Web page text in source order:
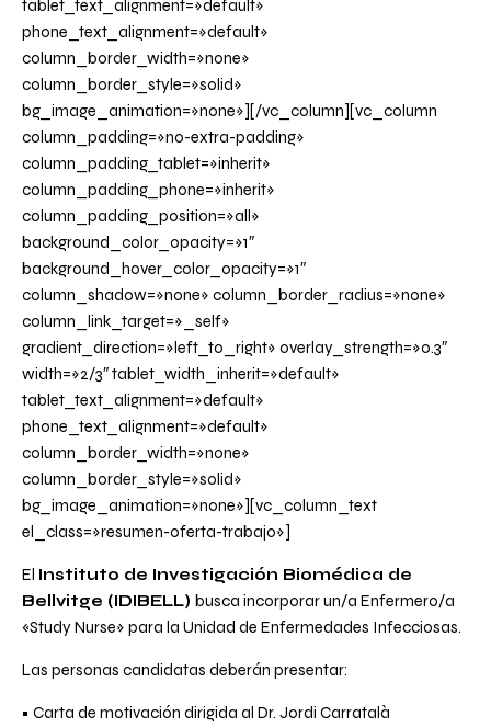
tablet_text_alignment=»default»
phone_text_alignment=»default»
column_border_width=»none»
column_border_style=»solid»
bg_image_animation=»none»][/vc_column][vc_column
column_padding=»no-extra-padding»
column_padding_tablet=»inherit»
column_padding_phone=»inherit»
column_padding_position=»all»
background_color_opacity=»1″
background_hover_color_opacity=»1″
column_shadow=»none» column_border_radius=»none»
column_link_target=»_self»
gradient_direction=»left_to_right» overlay_strength=»0.3″
width=»2/3″ tablet_width_inherit=»default»
tablet_text_alignment=»default»
phone_text_alignment=»default»
column_border_width=»none»
column_border_style=»solid»
bg_image_animation=»none»][vc_column_text
el_class=»resumen-oferta-trabajo»]
El Instituto de Investigación Biomédica de
Bellvitge (IDIBELL) busca incorporar un/a Enfermero/a
«Study Nurse» para la Unidad de Enfermedades Infecciosas.
Las personas candidatas deberán presentar:
• Carta de motivación dirigida al Dr. Jordi Carratalà